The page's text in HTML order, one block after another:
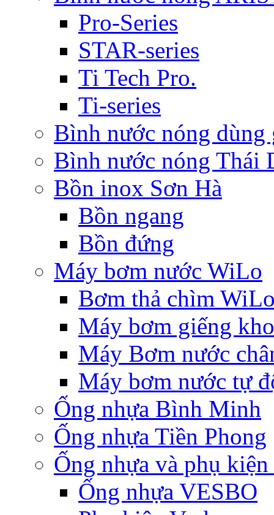
Pro-Series
STAR-series
Ti Tech Pro.
Ti-series
Bình nước nóng
Bình nước nóng Thái
Bồn inox Sơn Hà
Bồn ngang
Bồn đứng
Máy bơm nước WiLo
Bơm thả chìm
Máy bơm giếng
Máy Bơm nước
Máy bơm nước tự
Ống nhựa Bình Minh
Ống nhựa Tiền Phong
Ống nhựa và phụ
Ống nhựa VESBO